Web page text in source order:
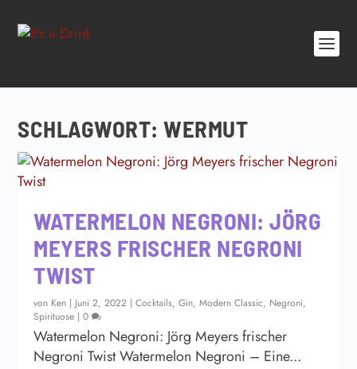
SCHLAGWORT:WERMUT
WATERMELON NEGRONI: JÖRG
MEYERS FRISCHER NEGRONI
TWIST
von Ken | Juni 2, 2022 |Cocktails,Gin,Modern Classic, Negroni,
Spirituose |0
Watermelon Negroni: Jörg Meyers frischer
Negroni Twist Watermelon Negroni – Eine...